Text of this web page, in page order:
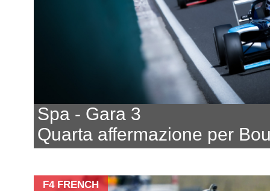
Spa - Gara 3
Quarta affermazione per
F4 FRENCH